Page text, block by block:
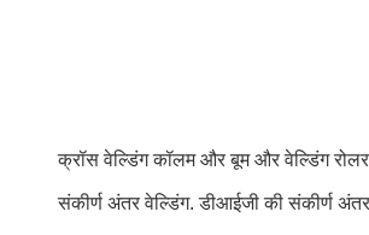
क्रॉस वेल्डिंग कॉलम और बूम और वेल्डिंग
संकीर्ण अंतर वेल्डिंग. डीआईजी की संकीर्ण